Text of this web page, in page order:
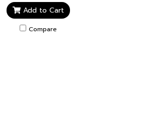
Add to Cart
Compare